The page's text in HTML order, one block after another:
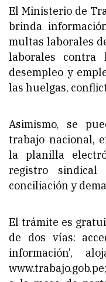
El Ministerio de
brinda
multas laborales
laborales contra
desempleo y
las huelgas,
Asimismo, se
trabajo nacional,
la planilla
registro
conciliación y
El trámite es
de dos vías:
información’,